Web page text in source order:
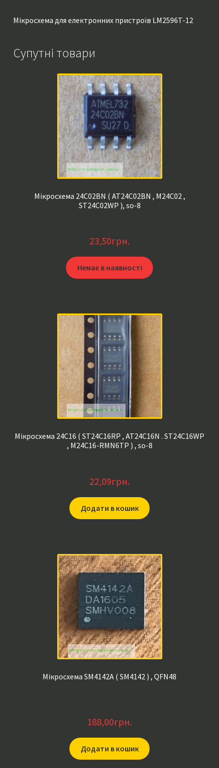
Мікросхема для електронних пристроїв LM2596T-12
Супутні товари
Мікросхема 24C02BN ( AT24C02BN , M24C02 ,
ST24C02WP ), so-8
23,50грн.
Немає в наявності
Мікросхема 24C16 ( ST24C16RP , AT24C16N . ST24C16WP
, M24C16-RMN6TP ) , so-8
22,09грн.
Додати в кошик
Мікросхема SM4142A ( SM4142 ) , QFN48
188,00грн.
Додати в кошик